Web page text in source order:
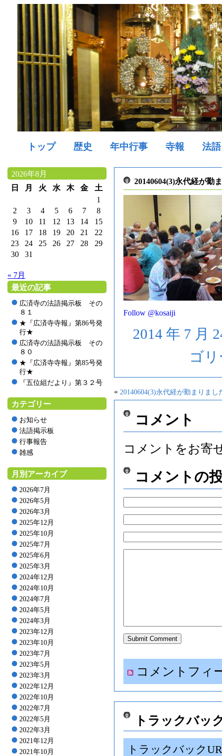
トップ 歴史 年中行事 寺報 法語
2026年8月
日
月 火 水 木 金
土
1
2
3 4 5 6 7
8
9
10 11 12 13 14
15
16
17 18 19 20 21
22
23
24 25 26 27 28
29
30
31
« 7月
最近の記事
広済寺の法語掲示板 その
８１
★『広済寺寺報』第86号発
行★
広済寺の法語掲示板 その
８０
★『広済寺寺報』第85号発
行★
『五位組だより』第３２号
カテゴリー
お知らせ
法語掲示板
行事報告
雑感
月別アーカイブ
2026年7月
2026年5月
2026年3月
2025年12月
2025年10月
2025年7月
2025年6月
2025年3月
2024年12月
2024年10月
2024年7月
2024年5月
2024年3月
2023年12月
2023年10月
2023年7月
2023年5月
2023年3月
2022年12月
2022年10月
2022年7月
2022年5月
2022年3月
2021年12月
2021年10月
20140604(3)永代経が勤
Follow @kosaiji
2014 年 7 月
ゴ
« 20140604(3)永代経が勤まりまし
コメント
コメントをお寄
コメントの
コメントフィ
トラックバッ
トラックバック